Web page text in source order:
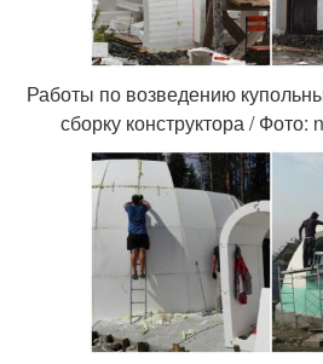
Работы по возведению
сборку конструктора / Фото: